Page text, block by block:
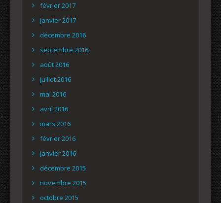
février 2017
janvier 2017
décembre 2016
septembre 2016
août 2016
juillet 2016
mai 2016
avril 2016
mars 2016
février 2016
janvier 2016
décembre 2015
novembre 2015
octobre 2015